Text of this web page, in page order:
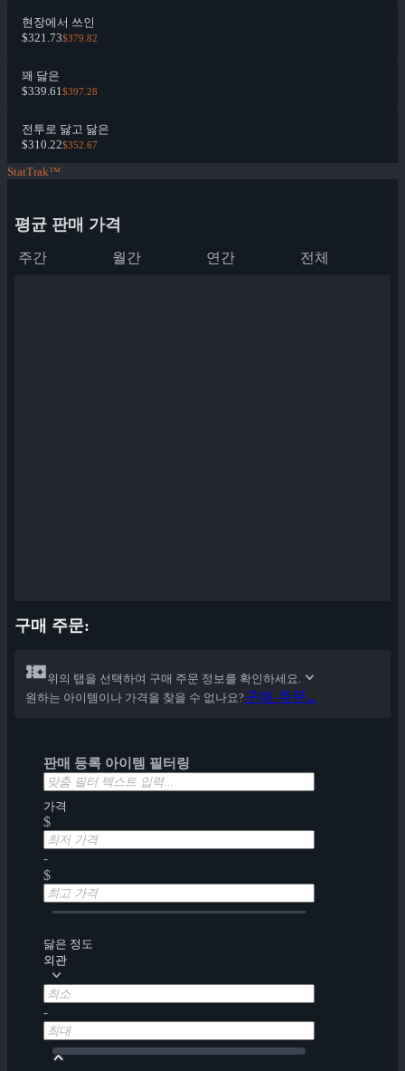
현장에서 쓰인
$321.73$379.82
꽤 닳은
$339.61$397.28
전투로 닳고 닳은
$310.22$352.67
StatTrak™
평균 판매 가격
주간 월간 연간 전체
구매 주문:
위의 탭을 선택하여 구매 주문 정보를 확인하세요.
원하는 아이템이나 가격을 찾을 수 없나요?구매 주문...
판매 등록 아이템 필터링
가격
$
-
$
닳은 정도
외관
-